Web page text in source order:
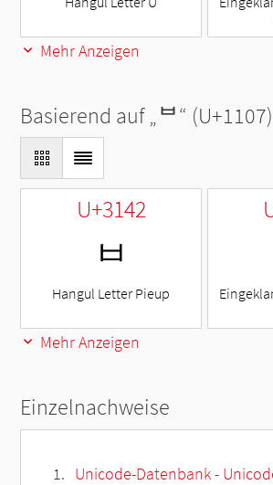
Mehr Anzeigen
Basierend auf „ᄇ“ (U+1107)
U+3142
ㅂ
Hangul Letter Pieup
Mehr Anzeigen
Einzelnachweise
Unicode-Datenbank -